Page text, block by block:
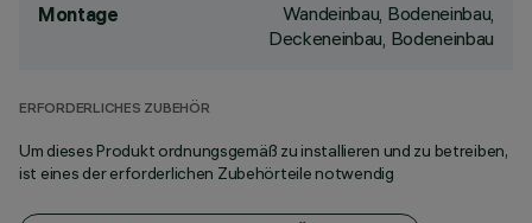
Montage
Wandeinbau, Bodeneinbau,
Deckeneinbau, Bodeneinbau
ERFORDERLICHES ZUBEHÖR
Um dieses Produkt ordnungsgemäß zu installieren und zu betreiben,
ist eines der erforderlichen Zubehörteile notwendig